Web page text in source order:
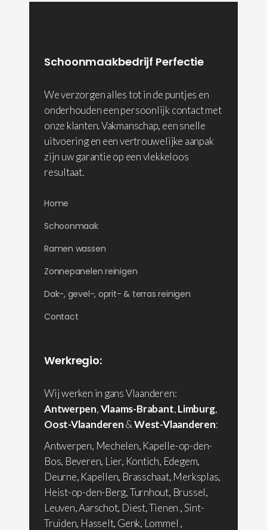
Schoonmaakbedrijf Perfectie
We verzorgen alles tot in de puntjes en
onderhouden een persoonlijk contact met
onze klanten. Vakmanschap, een snelle
uitvoering en een vertrouwelijke aanpak
zijn uw garantie op een vlekkeloos
resultaat.
Home
Schoonmaak
Ramen wassen
Zonnepanelen reinigen
Dak-, gevel-, oprit- & terras reinigen
Contact
Werkregio:
Wij werken in gans Vlaanderen:
Antwerpen,Vlaams-Brabant,Limburg,
Oost-Vlaanderen&West-Vlaanderen:
Antwerpen, Mechelen, Kapelle-op-den-
Bos, Beveren, Lier, Kontich, Edegem,
Deurne, Kapellen, Brasschaat, Merksplas,
Heist-op-den-Berg, Turnhout, Brussel,
Leuven, Aarschot, Diest, Tienen , Sint-
Truiden, Hasselt, Genk, Lommel ,